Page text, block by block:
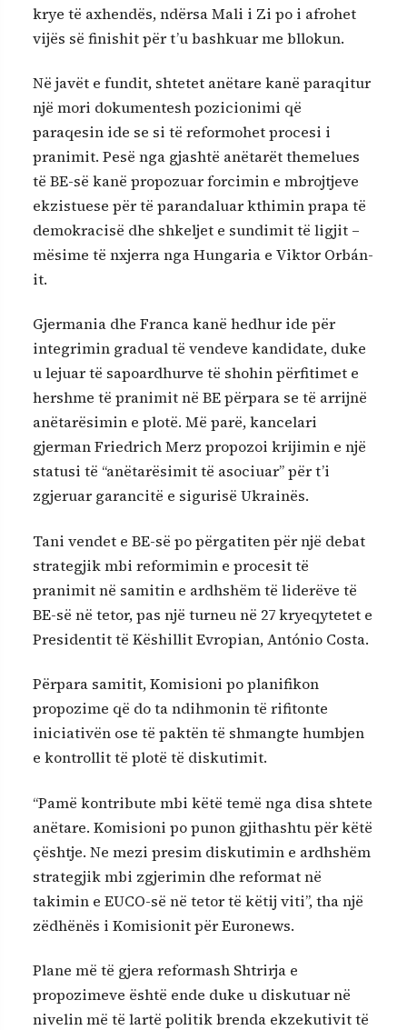
krye të axhendës, ndërsa Mali i Zi po i afrohet
vijës së finishit për t’u bashkuar me bllokun.
Në javët e fundit, shtetet anëtare kanë paraqitur
një mori dokumentesh pozicionimi që
paraqesin ide se si të reformohet procesi i
pranimit. Pesë nga gjashtë anëtarët themelues
të BE-së kanë propozuar forcimin e mbrojtjeve
ekzistuese për të parandaluar kthimin prapa të
demokracisë dhe shkeljet e sundimit të ligjit –
mësime të nxjerra nga Hungaria e Viktor Orbán-
it.
Gjermania dhe Franca kanë hedhur ide për
integrimin gradual të vendeve kandidate, duke
u lejuar të sapoardhurve të shohin përfitimet e
hershme të pranimit në BE përpara se të arrijnë
anëtarësimin e plotë. Më parë, kancelari
gjerman Friedrich Merz propozoi krijimin e një
statusi të “anëtarësimit të asociuar” për t’i
zgjeruar garancitë e sigurisë Ukrainës.
Tani vendet e BE-së po përgatiten për një debat
strategjik mbi reformimin e procesit të
pranimit në samitin e ardhshëm të liderëve të
BE-së në tetor, pas një turneu në 27 kryeqytetet e
Presidentit të Këshillit Evropian, António Costa.
Përpara samitit, Komisioni po planifikon
propozime që do ta ndihmonin të rifitonte
iniciativën ose të paktën të shmangte humbjen
e kontrollit të plotë të diskutimit.
“Pamë kontribute mbi këtë temë nga disa shtete
anëtare. Komisioni po punon gjithashtu për këtë
çështje. Ne mezi presim diskutimin e ardhshëm
strategjik mbi zgjerimin dhe reformat në
takimin e EUCO-së në tetor të këtij viti”, tha një
zëdhënës i Komisionit për Euronews.
Plane më të gjera reformash Shtrirja e
propozimeve është ende duke u diskutuar në
nivelin më të lartë politik brenda ekzekutivit të